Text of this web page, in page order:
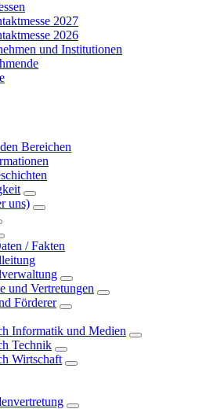
2027
2026
und Institutionen
Bereichen
uns)
/ Fakten
und Vertretungen
Förderer
Informatik und Medien
Technik
Wirtschaft